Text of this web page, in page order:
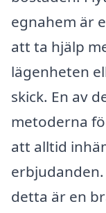
egnahem är
att ta hjälp
lägenheten
skick. En av
metoderna
att alltid
detta är en